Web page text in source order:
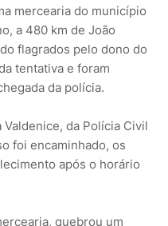
mercearia do município
a 480 km de João
flagrados pelo dono do
tentativa e foram
da polícia.
da Polícia Civil
foi encaminhado, os
após o horário
quebrou um